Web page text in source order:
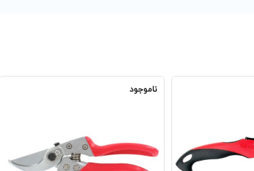
ناموجود